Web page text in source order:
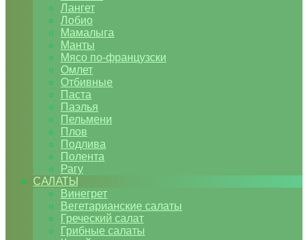
Лангет
Лобио
Мамалыга
Манты
Мясо по-французски
Омлет
Отбивные
Паста
Паэлья
Пельмени
Плов
Подлива
Полента
Рагу
САЛАТЫ
Винегрет
Вегетарианские салаты
Греческий салат
Грибные салаты